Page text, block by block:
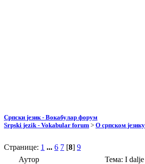
Српски језик - Вокабулар форум
Srpski jezik - Vokabular forum > О српском
Странице: 1 ... 6 7 [8] 9
Аутор
Тема: I